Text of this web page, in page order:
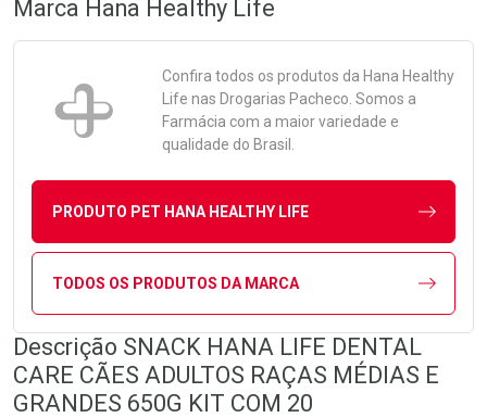
Marca Hana Healthy Life
Confira todos os produtos da Hana Healthy
Life nas Drogarias Pacheco. Somos a
Farmácia com a maior variedade e
qualidade do Brasil.
PRODUTO PET HANA HEALTHY LIFE
TODOS OS PRODUTOS DA MARCA
Descrição SNACK HANA LIFE DENTAL
CARE CÃES ADULTOS RAÇAS MÉDIAS E
GRANDES 650G KIT COM 20